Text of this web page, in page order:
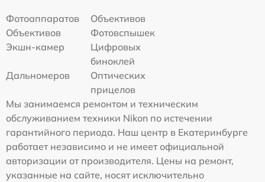
Фотоаппаратов
Объективов
Объективов
Фотовспышек
Экшн-камер
Цифровых
биноклей
Дальномеров
Оптических
прицелов
Мы занимаемся ремонтом и техническим
обслуживанием техники Nikon по истечении
гарантийного периода. Наш центр в Екатеринбурге
работает независимо и не имеет официальной
авторизации от производителя. Цены на ремонт,
указанные на сайте, носят исключительно